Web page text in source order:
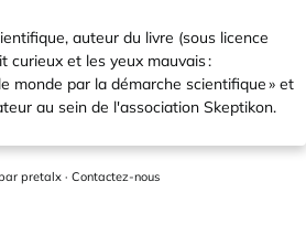
auteur du livre (sous licence
curieux et les yeux mauvais :
monde par la démarche scientifique » et
au sein de l'association Skeptikon.
pretalx · Contactez-nous